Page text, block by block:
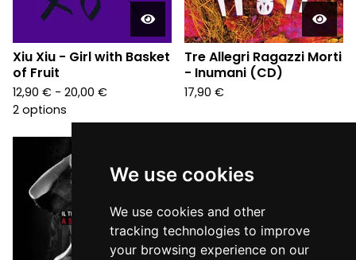
We use cookies
We use cookies and other
tracking technologies to improve
your browsing experience on our
Xiu Xiu - Girl with Basket
of Fruit
12,90 € - 20,00 €
2 options
Tre Allegri Ragazzi Morti
- Inumani (CD)
17,90 €